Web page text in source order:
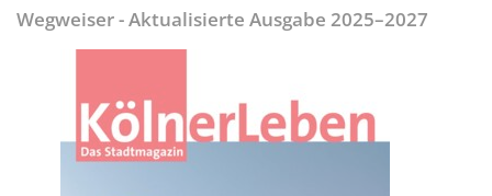
Wegweiser - Aktualisierte Ausgabe 2025–2027